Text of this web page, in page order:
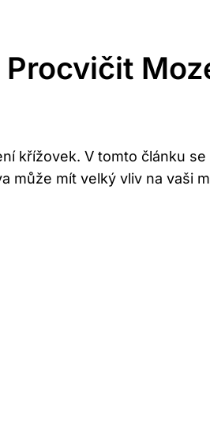
křížovek. V tomto článku
může mít velký vliv na vaši